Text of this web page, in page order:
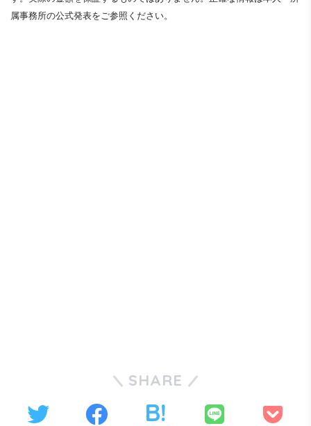
属事務所の公式発表をご参照ください。
SHARE